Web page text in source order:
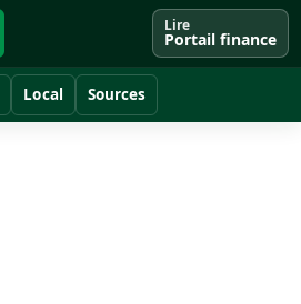
Lire
Portail finance
Local Sources